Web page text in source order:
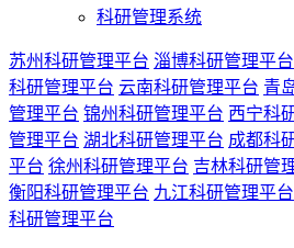
科研管理系统
苏州科研管理平台 淄博科研管理平台
科研管理平台 云南科研管理平台 青
管理平台 锦州科研管理平台 西宁科
管理平台 湖北科研管理平台 成都科
平台 徐州科研管理平台 吉林科研管
衡阳科研管理平台 九江科研管理平台
科研管理平台